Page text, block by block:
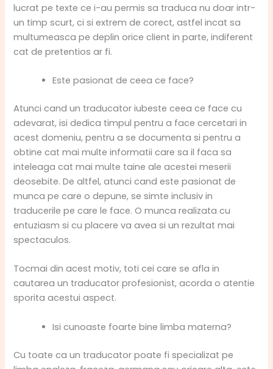
lucrat pe texte ce i-au permis sa traduca nu doar intr-
un timp scurt, ci si extrem de corect, astfel incat sa
multumeasca pe deplin orice client in parte, indiferent
cat de pretentios ar fi.
Este pasionat de ceea ce face?
Atunci cand un traducator iubeste ceea ce face cu
adevarat, isi dedica timpul pentru a face cercetari in
acest domeniu, pentru a se documenta si pentru a
obtine cat mai multe informatii care sa il faca sa
inteleaga cat mai multe taine ale acestei meserii
deosebite. De altfel, atunci cand este pasionat de
munca pe care o depune, se simte inclusiv in
traducerile pe care le face. O munca realizata cu
entuziasm si cu placere va avea si un rezultat mai
spectaculos.
Tocmai din acest motiv, toti cei care se afla in
cautarea un traducator profesionist, acorda o atentie
sporita acestui aspect.
Isi cunoaste foarte bine limba materna?
Cu toate ca un traducator poate fi specializat pe